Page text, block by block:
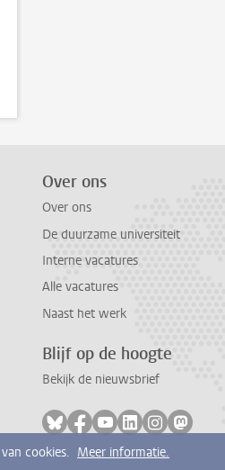
Over ons
Over ons
De duurzame universiteit
Interne vacatures
Alle vacatures
Naast het werk
Blijf op de hoogte
Bekijk de nieuwsbrief
Volg ons op bluesky
Volg ons op facebook
Volg ons op
Volg ons op
Volg ons
Volg
cookies. Meer informatie.